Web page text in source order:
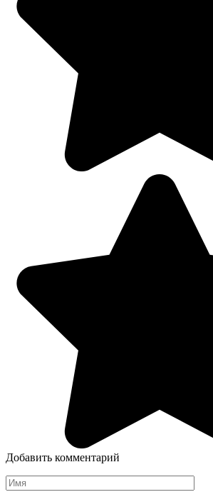
Добавить комментарий
Имя
*